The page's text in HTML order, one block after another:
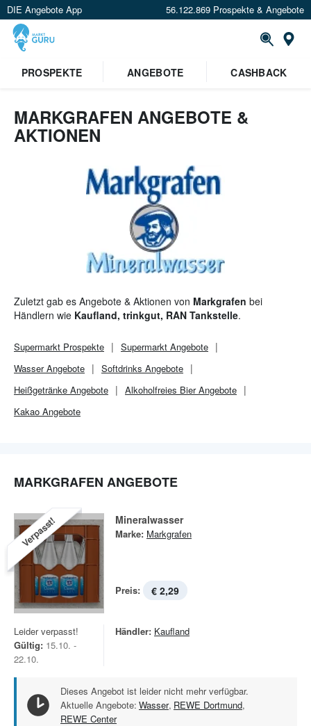
DIE Angebote App 56.122.869 Prospekte & Angebote
PROSPEKTE ANGEBOTE CASHBACK
MARKGRAFEN ANGEBOTE &
AKTIONEN
Zuletzt gab es Angebote & Aktionen von Markgrafen bei
Händlern wie Kaufland, trinkgut, RAN Tankstelle.
Supermarkt Prospekte Supermarkt Angebote
Wasser Angebote
Softdrinks Angebote
Heißgetränke Angebote
Alkoholfreies Bier Angebote
Kakao Angebote
MARKGRAFEN ANGEBOTE
Verpasst! Mineralwasser
Marke: Markgrafen
Preis: € 2,29
Leider verpasst!
Gültig: 15.10. -
22.10.
Händler: Kaufland
Dieses Angebot ist leider nicht mehr verfügbar.
Aktuelle Angebote: Wasser, REWE Dortmund,
REWE Center